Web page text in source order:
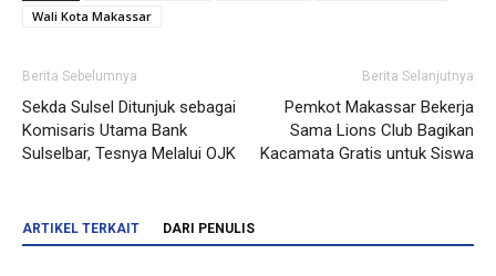
Wali Kota Makassar
Berita Sebelumnya
Sekda Sulsel Ditunjuk sebagai
Komisaris Utama Bank
Sulselbar, Tesnya Melalui OJK
Berita Selanjutnya
Pemkot Makassar Bekerja
Sama Lions Club Bagikan
Kacamata Gratis untuk Siswa
ARTIKEL TERKAIT DARI PENULIS